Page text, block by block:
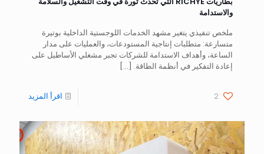
والاستدامة
ملخص تنفيذي يتغير مشهد الخدمات اللوجستية الداخلية بوتيرة
متسارعة: متطلبات إنتاجية المستودعات، والعمليات على مدار
الساعة، وأهداف الاستدامة للشركات تجبر مشغلي الأساطيل على
إعادة التفكير في أنظمة الطاقة. […]
2 اقرأ المزيد